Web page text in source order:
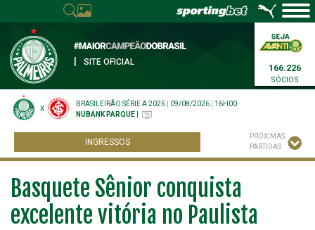
SITE OFICIAL
166.226
SÓCIOS
X
BRASILEIRÃO SÉRIE A 2026 09/08/2026
16H00
NUBANK PARQUE
INGRESSOS
PRÓXIMAS
PARTIDAS
Basquete Sênior conquista
excelente vitória no Paulista